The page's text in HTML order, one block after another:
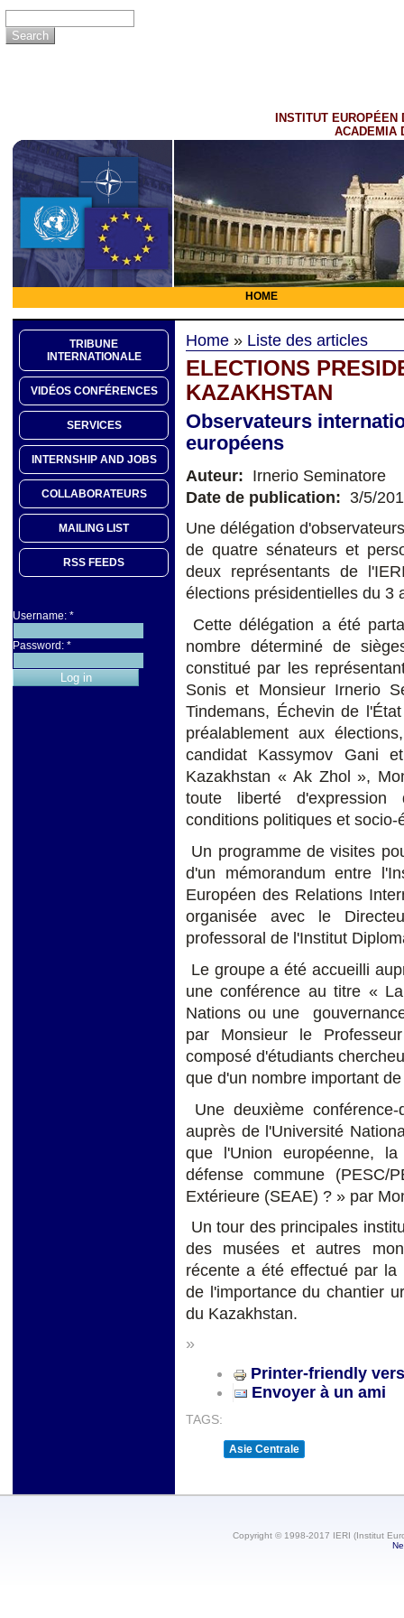
INSTITUT EUROPÉEN
ACADEMIA
HOME
TRIBUNE
INTERNATIONALE
VIDÉOS CONFÉRENCES
SERVICES
INTERNSHIP AND JOBS
COLLABORATEURS
MAILING LIST
RSS FEEDS
Username: *
Password: *
Home » Liste des articles
ELECTIONS
KAZAKHSTAN
Observateurs
européens
Auteur: Irnerio Seminatore
Date de publication: 3/5/
Une délégation
de quatre sénateurs et
deux représentants de
élections présidentielles du 3
Cette délégation a été
nombre déterminé de
constitué par les
Sonis et Monsieur Irnerio
Tindemans, Échevin de
préalablement aux
candidat Kassymov Gani
Kazakhstan « Ak Zhol »,
toute liberté
conditions politiques et
Un programme de visites
d'un mémorandum entre
Européen des Relations
organisée avec le
professoral de l'Institut
Le groupe a été accueilli
une conférence au titre «
Nations ou une
par Monsieur le
composé d'étudiants
que d'un nombre important
Une deuxième
auprès de l'Université
que l'Union européenne,
défense commune (PESC/
Extérieure (SEAE) ? » par
Un tour des principales
des musées et autres
récente a été effectué par
de l'importance du chantier
du Kazakhstan.
»
Printer-friendly
Envoyer à un ami
TAGS:
Asie Centrale
Copyright © 1998-2017 IERI (Institut